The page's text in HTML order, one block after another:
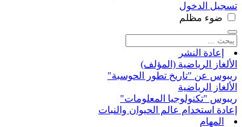
تسجيل الدخول
ضوء مظلم
إعادة النشر
الألغاز الرياضية (المؤلف)
ريبوس عن "تاريخ تطور الحوسبة"
الألغاز الرياضية
ريبوس "تكنولوجيا المعلومات"
إعادة استخدام عالم الحيوان والنبات
المهام